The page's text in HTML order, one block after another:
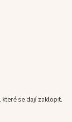
které se dají zaklopit.